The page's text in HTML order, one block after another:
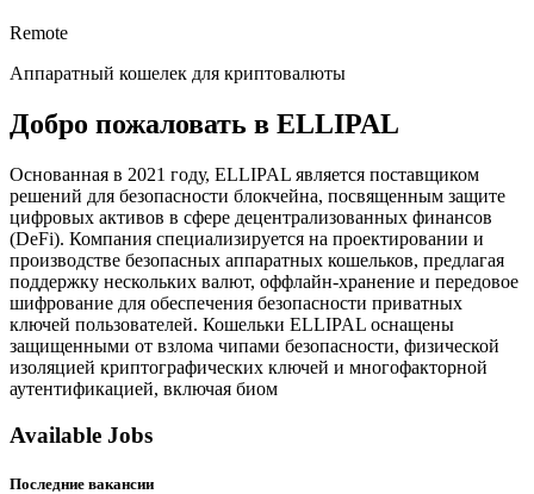
Remote
Аппаратный кошелек для криптовалюты
Добро пожаловать в ELLIPAL
Основанная в 2021 году, ELLIPAL является поставщиком
решений для безопасности блокчейна, посвященным защите
цифровых активов в сфере децентрализованных финансов
(DeFi). Компания специализируется на проектировании и
производстве безопасных аппаратных кошельков, предлагая
поддержку нескольких валют, оффлайн-хранение и передовое
шифрование для обеспечения безопасности приватных
ключей пользователей. Кошельки ELLIPAL оснащены
защищенными от взлома чипами безопасности, физической
изоляцией криптографических ключей и многофакторной
аутентификацией, включая биом
Available Jobs
Последние вакансии